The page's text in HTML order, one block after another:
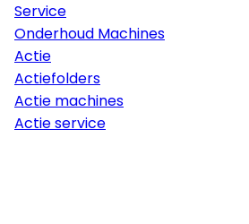
Service
Onderhoud Machines
Actie
Actiefolders
Actie machines
Actie service